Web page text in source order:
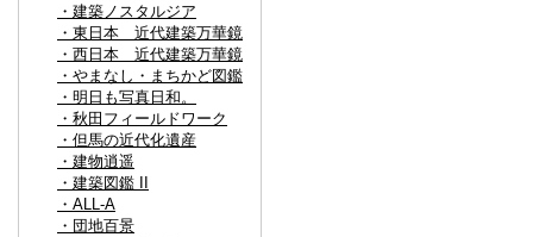
・建築ノスタルジア
・東日本 近代建築万華鏡
・西日本 近代建築万華鏡
・やまなし・まちかど図鑑
・明日も写真日和。
・秋田フィールドワーク
・但馬の近代化遺産
・建物逍遥
・建築図鑑 II
・ALL-A
・団地百景